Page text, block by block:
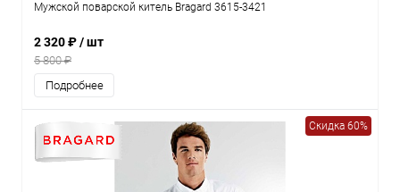
Мужской поварской китель Bragard 3615-3421
2 320 ₽/ шт
5 800 ₽
Подробнее
Скидка 60%